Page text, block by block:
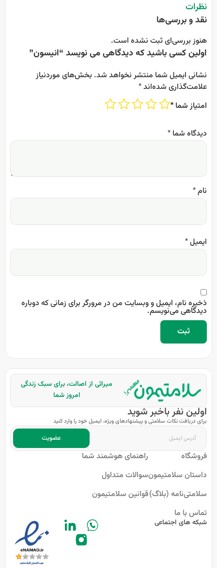
نظرات
نقد و بررسی‌ها
هنوز بررسی‌ای ثبت نشده است.
اولین کسی باشید که دیدگاهی می نویسد “انیسون”
نشانی ایمیل شما منتشر نخواهد شد. بخش‌های موردنیاز
علامت‌گذاری شده‌اند*
امتیاز شما *
دیدگاه شما *
نام*
ایمیل*
ذخیره نام، ایمیل و وبسایت من در مرورگر برای زمانی که دوباره
دیدگاهی می‌نویسم.
میراثی از اصالت، برای سبک زندگی
امروز شما
اولین نفر باخبر شوید
برای دریافت نکات سلامتی و پیشنهادهای ویژه، ایمیل خود را وارد کنید
عضویت
فروشگاه
داستان سلامتیمون
سلامتی‌نامه (بلاگ)
تماس با ما
راهنمای هوشمند شما
سوالات متداول
قوانین سلامتیمون
شبکه های اجتماعی